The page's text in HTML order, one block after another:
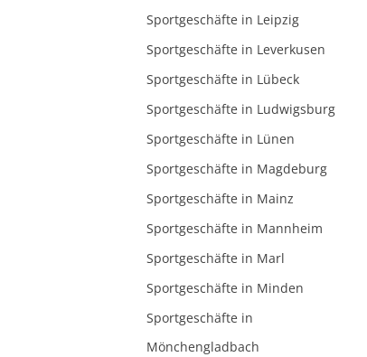
Sportgeschäfte in Leipzig
Sportgeschäfte in Leverkusen
Sportgeschäfte in Lübeck
Sportgeschäfte in Ludwigsburg
Sportgeschäfte in Lünen
Sportgeschäfte in Magdeburg
Sportgeschäfte in Mainz
Sportgeschäfte in Mannheim
Sportgeschäfte in Marl
Sportgeschäfte in Minden
Sportgeschäfte in
Mönchengladbach